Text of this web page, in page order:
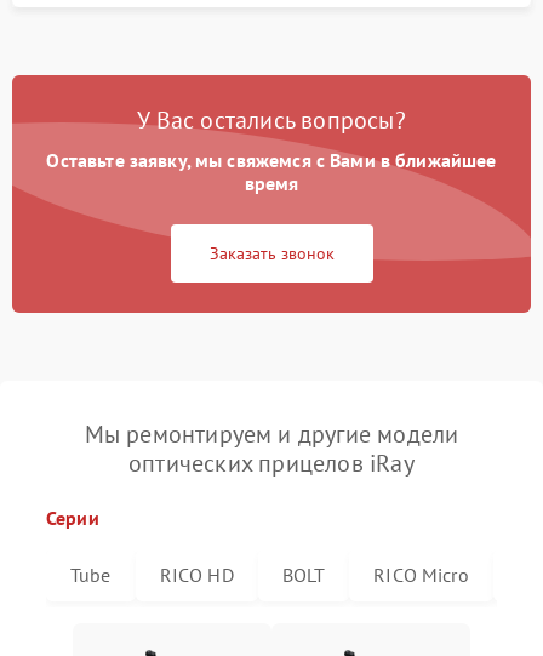
У Вас остались вопросы?
Оставьте заявку, мы свяжемся с Вами в ближайшее
время
Заказать звонок
Мы ремонтируем и другие модели
оптических прицелов iRay
Серии
Tube RICO HD BOLT RICO Micro